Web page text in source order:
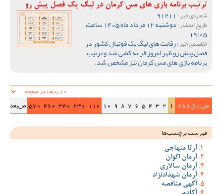
ترتیب برنامه بازی های مس کرمان در لیگ یک فصل پیش رو
شماره‌ی خبر :
تاریخ انتشار : دوشنبه 12 مرداد ماه 1405 ساعت
19:05
خلاصه‌ی خبر :رقابت های لیگ یک فوتبال کشور در
فصل پیش رو ظهر امروز قرعه کشی شد و ترتیب
برنامه بازی های مس کرمان نیز مشخص شد.
ص 1 از 689 1
2
3
4
5
6
7
8
9
10
110
230
340
460
570 ص‌بعد
فهرست برچسب‌ها
آرتا منهاجی
آرمان اکوان
آرمان سالاری
آرمان شهدادنژاد
آگهی مناقصه